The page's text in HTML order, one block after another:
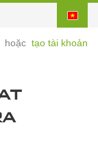
hoặc tạo tài khoản